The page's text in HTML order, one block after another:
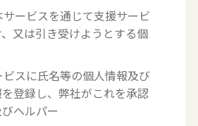
ービスを通じて支援サービ
又は引き受けようとする個
スに氏名等の個人情報及び
登録し、弊社がこれを承認
ヘルパー